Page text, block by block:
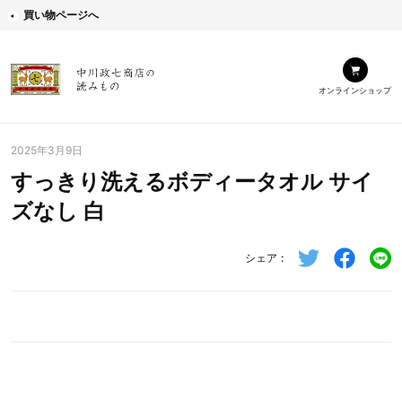
買い物ページへ
オンラインショップ
2025年3月9日
すっきり洗えるボディータオル サイ
ズなし 白
シェア